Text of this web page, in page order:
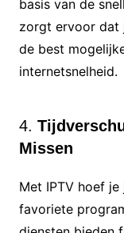
basis van de
zorgt ervoor dat
de best
internetsnelheid.
4.
Missen
Met IPTV hoef
favoriete